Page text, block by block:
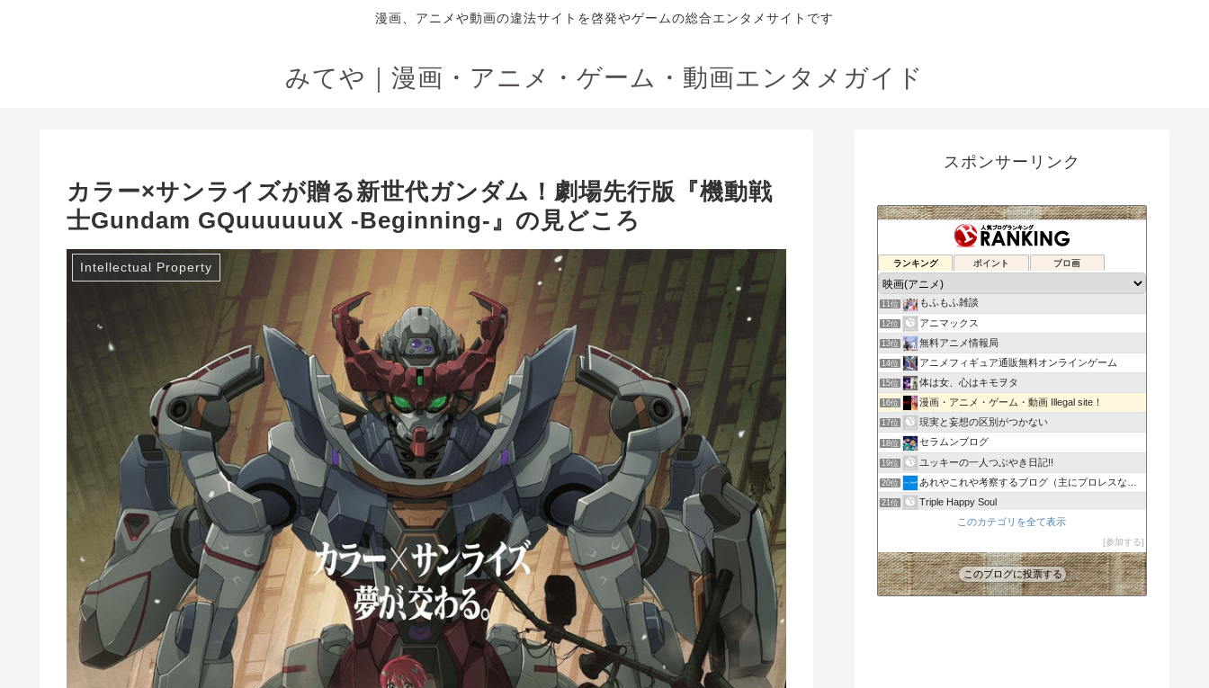
漫画、アニメや動画の違法サイトを啓発やゲームの総合エンタメサイトです
みてや｜漫画・アニメ・ゲーム・動画エンタメガイド
カラー×サンライズが贈る新世代ガンダム！劇場先行版『機動戦
士Gundam GQuuuuuuX -Beginning-』の見どころ
Intellectual Property
スポンサーリンク
ランキング ポイント ブロ画
ダソヌ バド
10位 無料動画コンプ
11位 もふもふ雑談
12位 アニマックス
13位 無料アニメ情報局
14位 アニメフィギュア通販無料オンラインゲーム
15位 体は女、心はキモヲタ
16位 漫画・アニメ・ゲーム・動画 Illegal site！
17位 現実と妄想の区別がつかない
18位 セラムンブログ
19位 ユッキーの一人つぶやき日記!!
20位 あれやこれや考察するブログ（主にプロレスなどなど）
21位 Triple Happy Soul
深夜アニメ速報このカテゴリを全て表示
参加する
このブログに投票する